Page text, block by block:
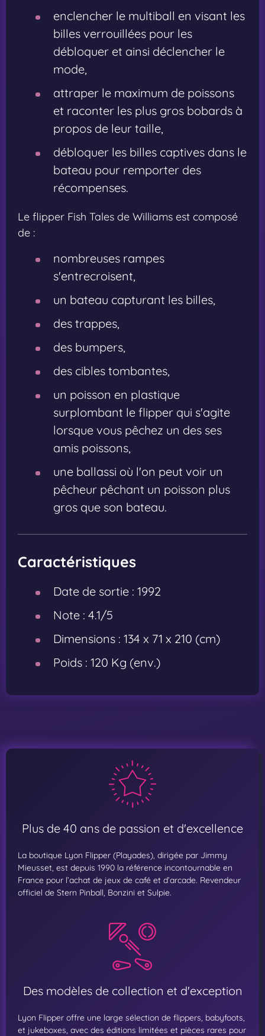
enclencher le multiball en visant les
billes verrouillées pour les
débloquer et ainsi déclencher le
mode,
attraper le maximum de poissons
et raconter les plus gros bobards à
propos de leur taille,
débloquer les billes captives dans le
bateau pour remporter des
récompenses.
Le flipper Fish Tales de Williams est composé
de :
nombreuses rampes
s'entrecroisent,
un bateau capturant les billes,
des trappes,
des bumpers,
des cibles tombantes,
un poisson en plastique
surplombant le flipper qui s'agite
lorsque vous pêchez un des ses
amis poissons,
une ballassi où l'on peut voir un
pêcheur pêchant un poisson plus
gros que son bateau.
Caractéristiques
Date de sortie : 1992
Note : 4.1/5
Dimensions : 134 x 71 x 210 (cm)
Poids : 120 Kg (env.)
Plus de 40 ans de passion et d'excellence
La boutique Lyon Flipper (Playades), dirigée par Jimmy
Mieusset, est depuis 1990 la référence incontournable en
France pour l’achat de jeux de café et d’arcade. Revendeur
officiel de Stern Pinball, Bonzini et Sulpie.
Des modèles de collection et d'exception
Lyon Flipper offre une large sélection de flippers, babyfoots,
et jukeboxes, avec des éditions limitées et pièces rares pour